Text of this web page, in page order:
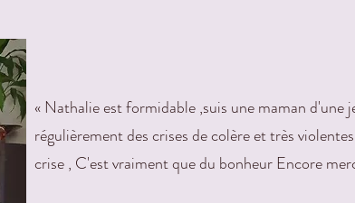
« Nathalie est formidable ,suis une maman d'une
régulièrement des crises de colère et très
crise , C'est vraiment que du bonheur Encore